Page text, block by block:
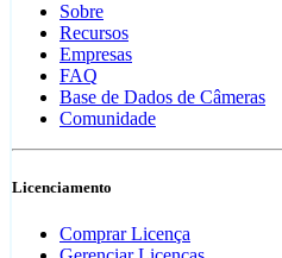
Sobre
Recursos
Empresas
FAQ
Base de Dados de Câmeras
Comunidade
Licenciamento
Comprar Licença